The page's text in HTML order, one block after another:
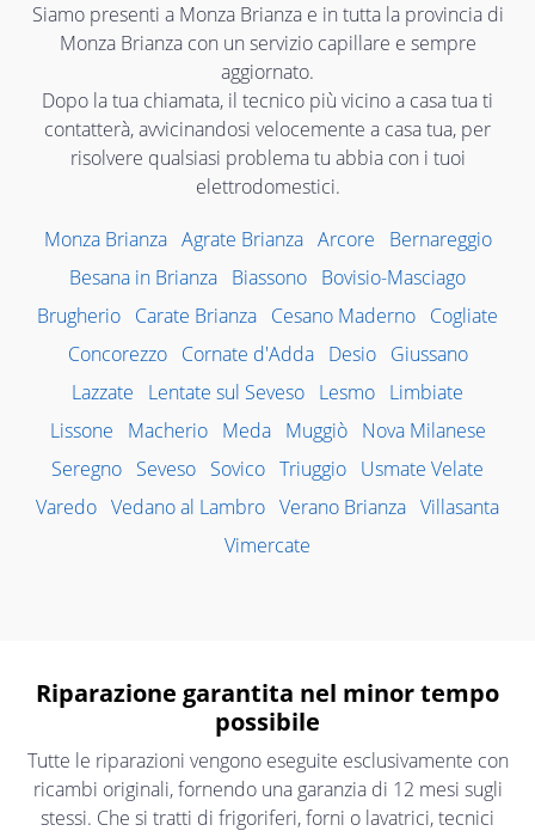
Siamo presenti a Monza Brianza e in tutta la provincia di
Monza Brianza con un servizio capillare e sempre
aggiornato.
Dopo la tua chiamata, il tecnico più vicino a casa tua ti
contatterà, avvicinandosi velocemente a casa tua, per
risolvere qualsiasi problema tu abbia con i tuoi
elettrodomestici.
Monza Brianza Agrate Brianza Arcore
Bernareggio
Besana in Brianza Biassono Bovisio-Masciago
Brugherio Carate Brianza Cesano Maderno Cogliate
Concorezzo
Cornate d'Adda Desio
Giussano
Lazzate
Lentate sul Seveso Lesmo Limbiate
Lissone
Macherio Meda Muggiò
Nova Milanese
Seregno Seveso Sovico Triuggio Usmate Velate
Varedo Vedano al Lambro Verano Brianza Villasanta
Vimercate
Riparazione garantita nel minor tempo
possibile
Tutte le riparazioni vengono eseguite esclusivamente con
ricambi originali, fornendo una garanzia di 12 mesi sugli
stessi. Che si tratti di frigoriferi, forni o lavatrici, tecnici